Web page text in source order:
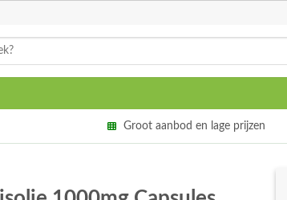
Groot aanbod en lage prijzen